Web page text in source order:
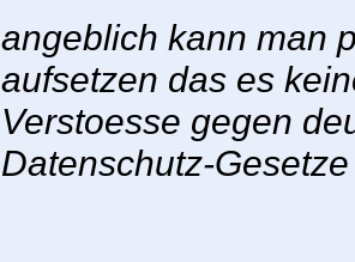
angeblich kann man
aufsetzen das es
Verstoesse gegen
Datenschutz-